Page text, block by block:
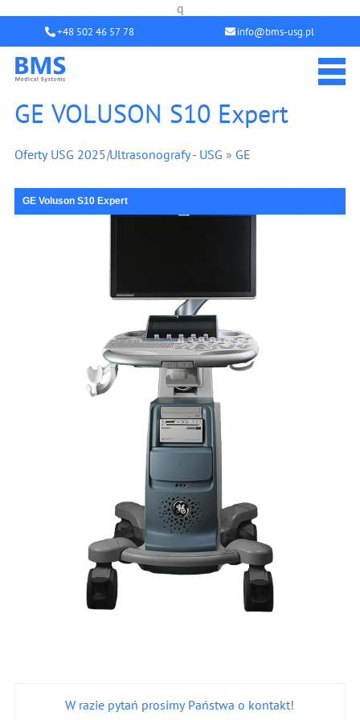
q
+48 502 46 57 78 info@bms-usg.pl
GE VOLUSON S10 Expert
Oferty USG 2025|Ultrasonografy - USG » GE
GE Voluson S10 Expert
W razie pytań prosimy Państwa o kontakt!